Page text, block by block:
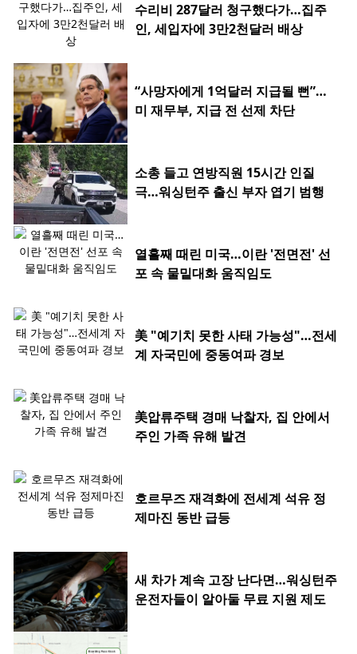
수리비 287달러 청구했다가…집주
인, 세입자에 3만2천달러 배상
“사망자에게 1억달러 지급될 뻔”…
미 재무부, 지급 전 선제 차단
소총 들고 연방직원 15시간 인질
극…워싱턴주 출신 부자 엽기 범행
열흘째 때린 미국…이란 '전면전' 선
포 속 물밑대화 움직임도
美 "예기치 못한 사태 가능성"…전세
계 자국민에 중동여파 경보
美압류주택 경매 낙찰자, 집 안에서
주인 가족 유해 발견
호르무즈 재격화에 전세계 석유 정
제마진 동반 급등
새 차가 계속 고장 난다면…워싱턴주
운전자들이 알아둘 무료 지원 제도